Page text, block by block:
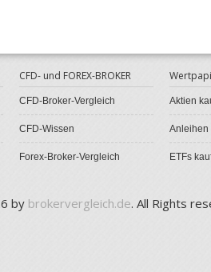
CFD- und FOREX-BROKER
CFD-Broker-Vergleich
CFD-Wissen
Forex-Broker-Vergleich
Aktien
Anleihen
ETFs
by brokervergleich.de. All Rights